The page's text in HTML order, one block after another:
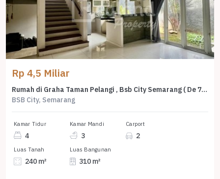
Rp 4,5 Miliar
Rumah di Graha Taman Pelangi , Bsb City Semarang ( De 7787 )
BSB City, Semarang
Kamar Tidur
4
Kamar Mandi
3
Carport
2
Luas Tanah
240 m²
Luas Bangunan
310 m²